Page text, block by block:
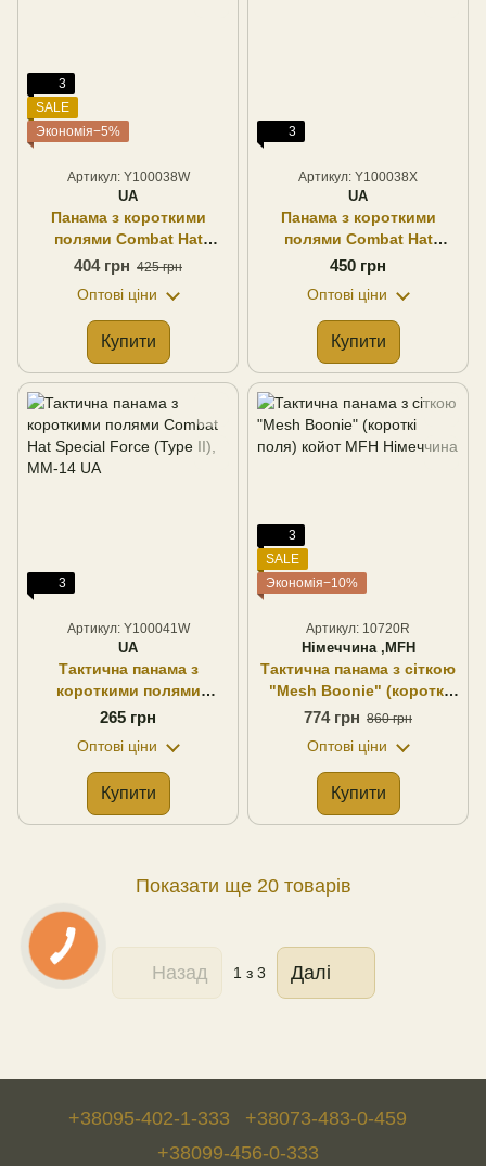
3
SALE
Экономія−5%
Артикул: Y100038W
UA
Панама з короткими
полями Combat Hat
Special Force з сіткою
404 грн 425 грн
Оптові ціни
Купити
3
Артикул: Y100038X
UA
Панама з короткими
полями Combat Hat
Special Force Multicam з
450 грн
Оптові ціни
Купити
3
Артикул: Y100041W
UA
Тактична панама з
короткими полями
Combat Hat Special Force
265 грн
Оптові ціни
Купити
3
SALE
Экономія−10%
Артикул: 10720R
Німеччина ,MFH
Тактична панама з сіткою
"Mesh Boonie" (короткі
поля) койот MFH
774 грн 860 грн
Оптові ціни
Купити
Показати ще 20 товарів
Назад 1 з 3 Далі
+38095-402-1-333
+38073-483-0-459
+38099-456-0-333